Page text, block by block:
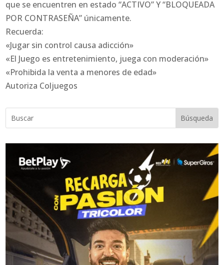
que se encuentren en estado “ACTIVO” Y “BLOQUEADA
POR CONTRASEÑA” únicamente.
Recuerda:
«Jugar sin control causa adicción»
«El Juego es entretenimiento, juega con moderación»
«Prohibida la venta a menores de edad»
Autoriza Coljuegos